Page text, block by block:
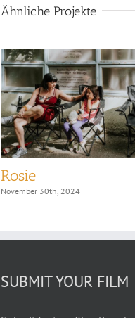
Ähnliche Projekte
Rosie
November 30th, 2024
SUBMIT YOUR FILM